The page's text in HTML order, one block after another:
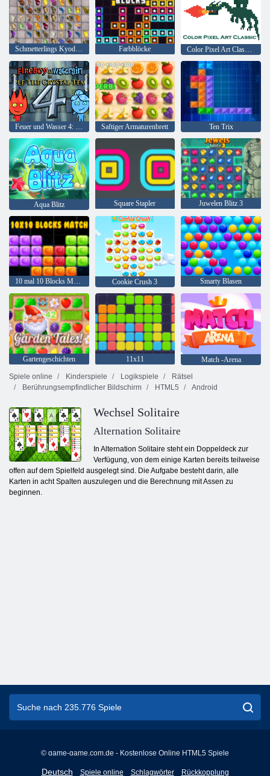
Schmetterlings Kyodai HD Farbblöcke Color Pixel Art Classic Classic
Feuer und Wasser 4: Kristalltempel Saftiger Armaturenbrett Ten Trix
Aqua Blitz Square Stapler Juwelen Blitz 3
10 mal 10 Blocks Match Cookie Crush 3 Smarty Blasen
Gartengeschichten 11x11
Match -Arena
Spiele online
Kinderspiele Logikspiele
Rätsel
Berührungsempfindlicher Bildschirm
HTML5 Android
Wechsel Solitaire
Alternation Solitaire
In Alternation Solitaire steht ein Doppeldeck zur
Verfügung, von dem einige Karten bereits teilweise
offen auf dem Spielfeld ausgelegt sind. Die Aufgabe besteht darin, alle
Karten in acht Spalten auszulegen und die Berechnung mit Assen zu
beginnen.
© game-game.com.de - Kostenlose Online HTML5 Spiele
Deutsch
English
Spiele online Schlagwörter Rückkopplung